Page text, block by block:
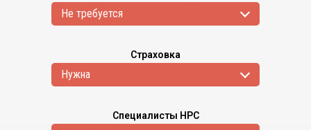
Не требуется
Страховка
Нужна
Специалисты НРС